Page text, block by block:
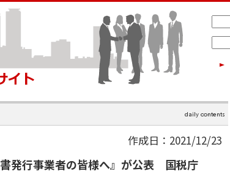
作成日：2021/12/23
発行事業者の皆様へ』が公表 国税庁